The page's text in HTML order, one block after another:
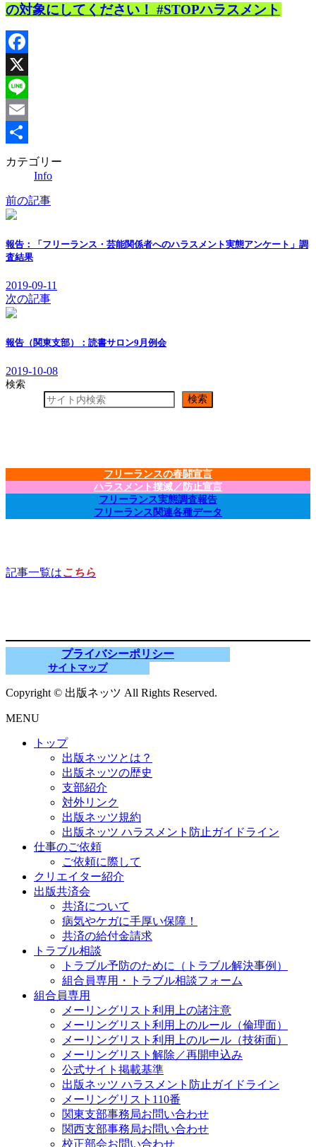
の対象にしてください！ #STOPハラスメント
Facebook
X
Line
Email
共
カテゴリー
Info
前の記事
報告：「フリーランス・芸能関係者へのハラスメント実態アンケート」調
査結果
2019-09-11
次の記事
報告（関東支部）：読書サロン9月例会
2019-10-08
検索
検索
フリーランスの春闘宣言
ハラスメント撲滅／防止宣言
フリーランス実態調査報告
フリーランス関連各種データ
記事一覧はこちら
プライバシーポリシー
サイトマップ
Copyright © 出版ネッツ All Rights Reserved.
MENU
トップ
出版ネッツとは？
出版ネッツの歴史
支部紹介
対外リンク
出版ネッツ規約
出版ネッツ ハラスメント防止ガイドライン
仕事のご依頼
ご依頼に際して
クリエイター紹介
出版共済会
共済について
病気やケガに手厚い保障！
共済の給付金請求
トラブル相談
トラブル予防のために（トラブル解決事例）
組合員専用・トラブル相談フォーム
組合員専用
メーリングリスト利用上の諸注意
メーリングリスト利用上のルール（倫理面）
メーリングリスト利用上のルール（技術面）
メーリングリスト解除／再開申込み
公式サイト掲載基準
出版ネッツ ハラスメント防止ガイドライン
メーリングリスト110番
関東支部事務局お問い合わせ
関西支部事務局お問い合わせ
校正部会お問い合わせ